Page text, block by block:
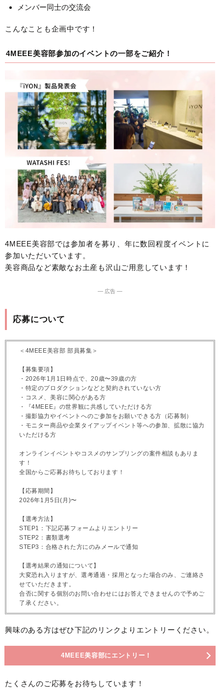
メンバー同士の交流会
こんなことも企画中です！
4MEEE美容部参加のイベントの一部をご紹介！
4MEEE美容部では参加者を募り、年に数回程度イベントに
参加いただいています。
美容商品など素敵なお土産も沢山ご用意しています！
― 広告 ―
応募について
＜4MEEE美容部 部員募集＞
【募集要項】
・2026年1月1日時点で、20歳〜39歳の方
・特定のプロダクションなどと契約されていない方
・コスメ、美容に関心がある方
・『4MEEE』の世界観に共感していただける方
・撮影協力やイベントへのご参加をお願いできる方（応募制）
・モニター商品や企業タイアップイベント等への参加、拡散に協力
いただける方
オンラインイベントやコスメのサンプリングの案件相談もありま
す！
全国からご応募お待ちしております！
【応募期間】
2026年1月5日(月)〜
【選考方法】
STEP1：下記応募フォームよりエントリー
STEP2：書類選考
STEP3：合格された方にのみメールで通知
【選考結果の通知について】
大変恐れ入りますが、選考通過・採用となった場合のみ、ご連絡さ
せていただきます。
合否に関する個別のお問い合わせにはお答えできませんので予めご
了承ください。
興味のある方はぜひ下記のリンクよりエントリーください。
4MEEE美容部にエントリー！
たくさんのご応募をお待ちしています！